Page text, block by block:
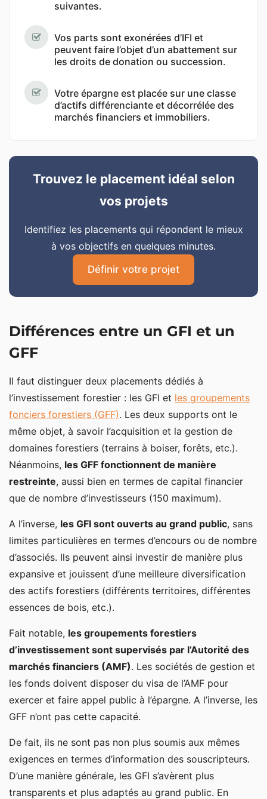
suivantes.
Vos parts sont exonérées d’IFI et
peuvent faire l’objet d’un abattement sur
les droits de donation ou succession.
Votre épargne est placée sur une classe
d’actifs différenciante et décorrélée des
marchés financiers et immobiliers.
Trouvez le placement idéal selon
vos projets
Identifiez les placements qui répondent le mieux
à vos objectifs en quelques minutes.
Définir votre projet
Différences entre un GFI et un
GFF
Il faut distinguer deux placements dédiés à
l’investissement forestier : les GFI et les groupements
fonciers forestiers (GFF). Les deux supports ont le
même objet, à savoir l’acquisition et la gestion de
domaines forestiers (terrains à boiser, forêts, etc.).
Néanmoins, les GFF fonctionnent de manière
restreinte, aussi bien en termes de capital financier
que de nombre d’investisseurs (150 maximum).
A l’inverse, les GFI sont ouverts au grand public, sans
limites particulières en termes d’encours ou de nombre
d’associés. Ils peuvent ainsi investir de manière plus
expansive et jouissent d’une meilleure diversification
des actifs forestiers (différents territoires, différentes
essences de bois, etc.).
Fait notable, les groupements forestiers
d’investissement sont supervisés par l’Autorité des
marchés financiers (AMF). Les sociétés de gestion et
les fonds doivent disposer du visa de l’AMF pour
exercer et faire appel public à l’épargne. A l’inverse, les
GFF n’ont pas cette capacité.
De fait, ils ne sont pas non plus soumis aux mêmes
exigences en termes d’information des souscripteurs.
D’une manière générale, les GFI s’avèrent plus
transparents et plus adaptés au grand public. En